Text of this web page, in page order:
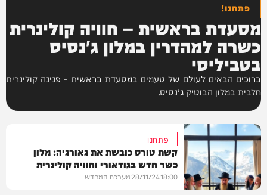
פתחנו!
מסעדת בראשית – חוויה קולינרית
כשרה למהדרין במלון ג'נסיס
בטביליסי
ברוכים הבאים לעולם של טעמים במסעדת בראשית - פנינה קולינרית
חלבית במלון הבוטיק ג'נסיס.
פתחנו
קשת טורס כובשת את גאורגיה: מלון
כשר חדש בגודאורי וחוויה קולינרית
ייחודית
18:00
28/11/24מערכת המחדש